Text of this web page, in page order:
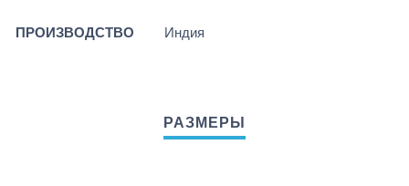
ПРОИЗВОДСТВО Индия